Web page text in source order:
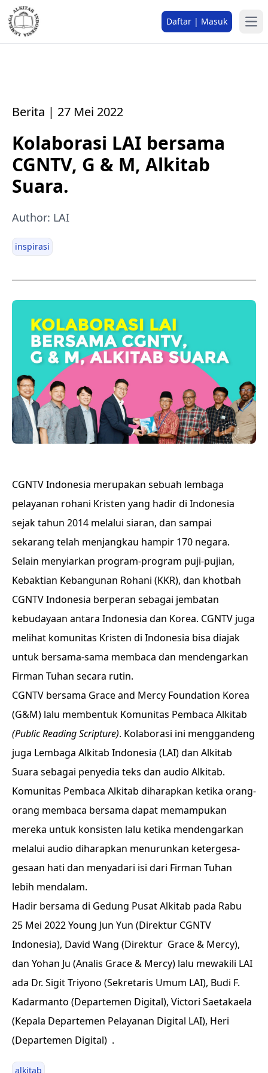
Daftar | Masuk
Berita | 27 Mei 2022
Kolaborasi LAI bersama
CGNTV, G & M, Alkitab
Suara.
Author: LAI
inspirasi
CGNTV Indonesia merupakan sebuah lembaga
pelayanan rohani Kristen yang hadir di Indonesia
sejak tahun 2014 melalui siaran, dan sampai
sekarang telah menjangkau hampir 170 negara.
Selain menyiarkan program-program puji-pujian,
Kebaktian Kebangunan Rohani (KKR), dan khotbah
CGNTV Indonesia berperan sebagai jembatan
kebudayaan antara Indonesia dan Korea. CGNTV juga
melihat komunitas Kristen di Indonesia bisa diajak
untuk bersama-sama membaca dan mendengarkan
Firman Tuhan secara rutin.
CGNTV bersama Grace and Mercy Foundation Korea
(G&M) lalu membentuk Komunitas Pembaca Alkitab
(Public Reading Scripture). Kolaborasi ini menggandeng
juga Lembaga Alkitab Indonesia (LAI) dan Alkitab
Suara sebagai penyedia teks dan audio Alkitab.
Komunitas Pembaca Alkitab diharapkan ketika orang-
orang membaca bersama dapat memampukan
mereka untuk konsisten lalu ketika mendengarkan
melalui audio diharapkan menurunkan ketergesa-
gesaan hati dan menyadari isi dari Firman Tuhan
lebih mendalam.
Hadir bersama di Gedung Pusat Alkitab pada Rabu
25 Mei 2022 Young Jun Yun (Direktur CGNTV
Indonesia), David Wang (Direktur Grace & Mercy),
dan Yohan Ju (Analis Grace & Mercy) lalu mewakili LAI
ada Dr. Sigit Triyono (Sekretaris Umum LAI), Budi F.
Kadarmanto (Departemen Digital), Victori Saetakaela
(Kepala Departemen Pelayanan Digital LAI), Heri
(Departemen Digital) .
alkitab